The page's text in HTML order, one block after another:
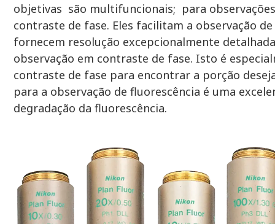
objetivas são multifuncionais; ​​para
contraste de fase. Eles facilitam a observação
fornecem resolução excepcionalmente
observação em contraste de fase. Isto é
contraste de fase para encontrar a porção
para a observação de fluorescência é uma
degradação da fluorescência.